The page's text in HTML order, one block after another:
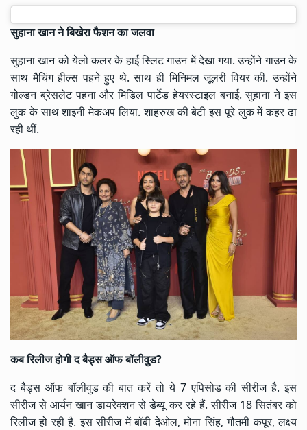
सुहाना खान ने बिखेरा फैशन का जलवा
सुहाना खान को येलो कलर के हाई स्लिट गाउन में देखा गया. उन्होंने गाउन के
साथ मैचिंग हील्स पहने हुए थे. साथ ही मिनिमल जूलरी वियर की. उन्होंने
गोल्डन ब्रेसलेट पहना और मिडिल पार्टेड हेयरस्टाइल बनाई. सुहाना ने इस
लुक के साथ शाइनी मेकअप लिया. शाहरुख की बेटी इस पूरे लुक में कहर ढा
रही थीं.
कब रिलीज होगी द बैड्स ऑफ बॉलीवुड?
द बैड्स ऑफ बॉलीवुड की बात करें तो ये 7 एपिसोड की सीरीज है. इस
सीरीज से आर्यन खान डायरेक्शन से डेब्यू कर रहे हैं. सीरीज 18 सितंबर को
रिलीज हो रही है. इस सीरीज में बॉबी देओल, मोना सिंह, गौतमी कपूर, लक्ष्य